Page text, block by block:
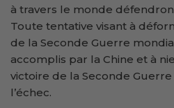
à travers le monde
Toute tentative visant à
de la Seconde Guerre
accomplis par la Chine et à
victoire de la Seconde
l’échec.